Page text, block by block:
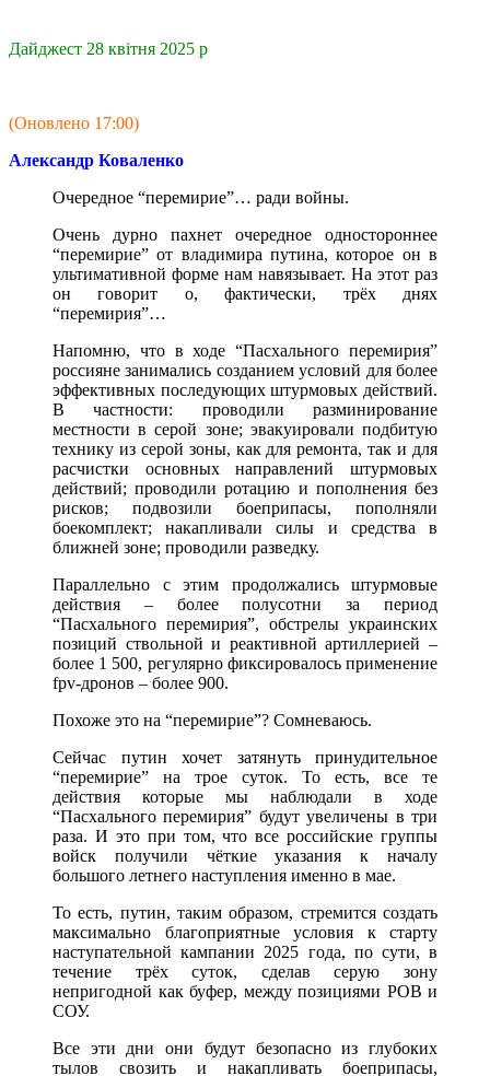
Дайджест 28 квітня 2025 р
(Оновлено 17:00)
Александр Коваленко
Очередное “перемирие”… ради войны.
Очень дурно пахнет очередное одностороннее
“перемирие” от владимира путина, которое он в
ультимативной форме нам навязывает. На этот раз
он говорит о, фактически, трёх днях
“перемирия”…
Напомню, что в ходе “Пасхального перемирия”
россияне занимались созданием условий для более
эффективных последующих штурмовых действий.
В частности: проводили разминирование
местности в серой зоне; эвакуировали подбитую
технику из серой зоны, как для ремонта, так и для
расчистки основных направлений штурмовых
действий; проводили ротацию и пополнения без
рисков; подвозили боеприпасы, пополняли
боекомплект; накапливали силы и средства в
ближней зоне; проводили разведку.
Параллельно с этим продолжались штурмовые
действия – более полусотни за период
“Пасхального перемирия”, обстрелы украинских
позиций ствольной и реактивной артиллерией –
более 1 500, регулярно фиксировалось применение
fpv-дронов – более 900.
Похоже это на “перемирие”? Сомневаюсь.
Сейчас путин хочет затянуть принудительное
“перемирие” на трое суток. То есть, все те
действия которые мы наблюдали в ходе
“Пасхального перемирия” будут увеличены в три
раза. И это при том, что все российские группы
войск получили чёткие указания к началу
большого летнего наступления именно в мае.
То есть, путин, таким образом, стремится создать
максимально благоприятные условия к старту
наступательной кампании 2025 года, по сути, в
течение трёх суток, сделав серую зону
непригодной как буфер, между позициями РОВ и
СОУ.
Все эти дни они будут безопасно из глубоких
тылов свозить и накапливать боеприпасы,